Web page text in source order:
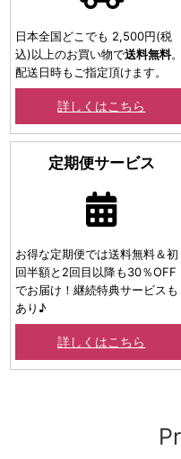
日本全国どこでも 2,500円(税
込)以上のお買い物で送料無料。
配送日時もご指定頂けます。
詳しくはこちら
定期便サービス
お得な定期便では送料無料＆初
回半額と2回目以降も30％OFF
でお届け！継続特典サービスも
あり♪
詳しくはこちら